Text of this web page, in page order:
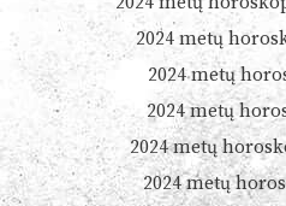
2024 metų
2024 metų
2024 metų
2024 metų
2024 metų